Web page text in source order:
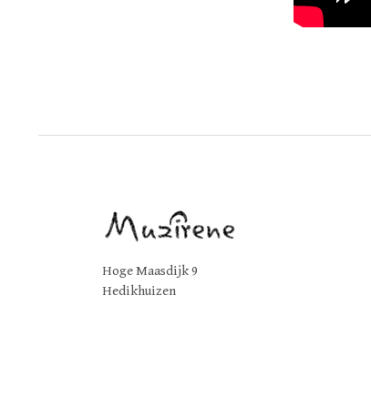
Hoge Maasdijk 9
Hedikhuizen